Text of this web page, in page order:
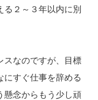
２～３年以内に別
スなのですが、目標
にすぐ仕事を辞める
懸念からもう少し頑